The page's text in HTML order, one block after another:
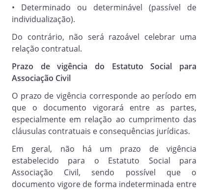
primeira, com qualquer número,
deliberando pela maioria simples dos
votos dos presentes, salvo nos casos
previstos neste Estatuto. Dentre
os deveres gerais estão:
(i) Fiscalizar os membros da Associação,
na consecução de seus objetivos;
(ii) Eleger e destituir os administradores;
(iii) Deliberar sobre a previsão
orçamentária e a prestação de contas;
(iv) Estabelecer o valor das mensalidades
dos associados;
• Determinado ou determinável (passível de
individualização).
Do contrário, não será razoável celebrar uma
relação contratual.
Prazo de vigência do Estatuto Social para
Associação Civil
O prazo de vigência corresponde ao período em
que o documento vigorará entre as partes,
especialmente em relação ao cumprimento das
cláusulas contratuais e consequências jurídicas.
Em geral, não há um prazo de vigência
estabelecido para o Estatuto Social para
Associação Civil, sendo possível que o
documento vigore de forma indeterminada entre